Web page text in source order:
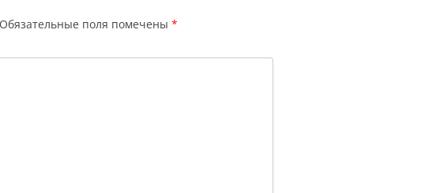
Обязательные поля помечены *